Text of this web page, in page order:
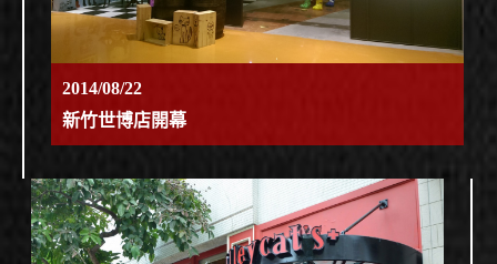
2014/08/22
新竹世博店開幕